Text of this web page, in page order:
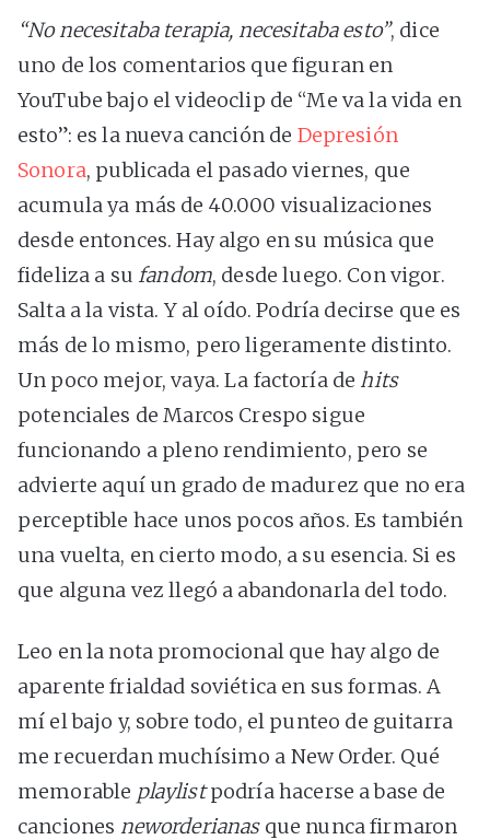
“No necesitaba terapia, necesitaba esto”, dice
uno de los comentarios que figuran en
YouTube bajo el videoclip de “Me va la vida en
esto”: es la nueva canción de Depresión
Sonora, publicada el pasado viernes, que
acumula ya más de 40.000 visualizaciones
desde entonces. Hay algo en su música que
fideliza a sufandom, desde luego. Con vigor.
Salta a la vista. Y al oído. Podría decirse que es
más de lo mismo, pero ligeramente distinto.
Un poco mejor, vaya. La factoría de hits
potenciales de Marcos Crespo sigue
funcionando a pleno rendimiento, pero se
advierte aquí un grado de madurez que no era
perceptible hace unos pocos años. Es también
una vuelta, en cierto modo, a su esencia. Si es
que alguna vez llegó a abandonarla del todo.
Leo en la nota promocional que hay algo de
aparente frialdad soviética en sus formas. A
mí el bajo y, sobre todo, el punteo de guitarra
me recuerdan muchísimo a New Order. Qué
memorable playlistpodría hacerse a base de
canciones neworderianas que nunca firmaron